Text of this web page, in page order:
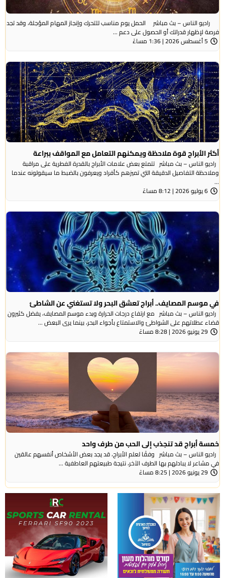
راديو الناس – بث مباشر الحمل يوم مناسب للتحرك وإنجاز المهام المؤجلة، وقد تجد
فرصة لإظهار قدراتك أو الحصول على دعم ...
5 أغسطس 2026 | 1:36 مساءً
أكثر الأبراج قوة ملاحظة ويمكنهم التعامل مع المواقف ببراعة
راديو الناس – بث مباشر تتمتع بعض علامات الأبراج بالقدرة الفطرية على مراقبة
وملاحظة التفاصيل الدقيقة التي تميزهم كأفراد ويعرفون بالضبط ما سيقولونه عندما
6 يوليو 2026 | 8:12 مساءً
في موسم المصايف.. أبراج تعشق البحر ولا تستغني عن الشاطئ
راديو الناس – بث مباشر مع ارتفاع درجات الحرارة وبدء موسم المصايف، يفضل كثيرون
قضاء عطلاتهم على الشواطئ والاستمتاع بأجواء البحر، بينما يرى البعض ...
29 يونيو 2026 | 8:28 مساءً
خمسة أبراج قد تنجذب إلى الحب من طرف واحد
راديو الناس – بث مباشر وفقًا لعلم الأبراج، قد يجد بعض الأشخاص أنفسهم عالقين
في مشاعر لا يبادلهم بها الطرف الآخر، نتيجة طبيعتهم العاطفية ...
29 يونيو 2026 | 8:25 مساءً